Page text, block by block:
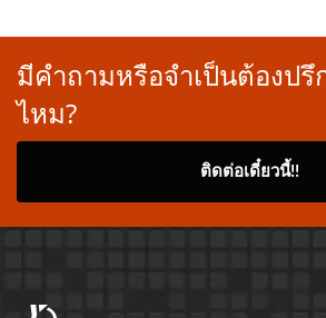
มีคำถามหรือจำเป็นต้องปรึ
ไหม?
ติดต่อเดี๋ยวนี้!!